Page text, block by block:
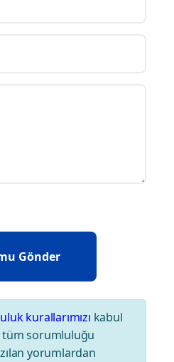
kurallarımızı kabul
sorumluluğu
yorumlardan